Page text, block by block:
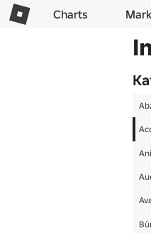
Charts